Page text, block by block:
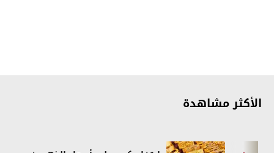
الأكثر مشاهدة